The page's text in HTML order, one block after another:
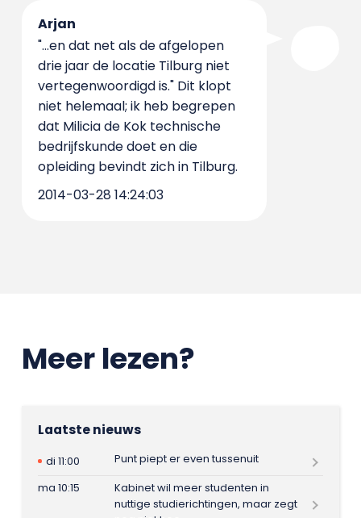
Arjan
"...en dat net als de afgelopen
drie jaar de locatie Tilburg niet
vertegenwoordigd is." Dit klopt
niet helemaal; ik heb begrepen
dat Milicia de Kok technische
bedrijfskunde doet en die
opleiding bevindt zich in Tilburg.
2014-03-28 14:24:03
Meer lezen?
Laatste nieuws
di 11:00
Punt piept er even tussenuit
ma 10:15
Kabinet wil meer studenten in
nuttige studierichtingen, maar zegt